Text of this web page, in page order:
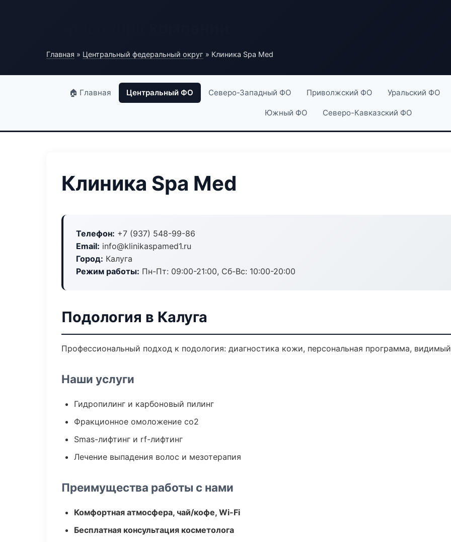
Главная » Центральный федеральный округ » Клиника Spa Med
🏠 Главная Центральный ФО Северо-Западный ФО Приволжский ФО Уральский ФО
Южный ФО Северо-Кавказский ФО
Клиника Spa Med
Телефон: +7 (937) 548-99-86
Email: info@klinikaspamed1.ru
Город: Калуга
Режим работы: Пн-Пт: 09:00-21:00, Сб-Вс: 10:00-20:00
Подология в Калуга
Профессиональный подход к подология: диагностика кожи, персональная программа, видимый
Наши услуги
Гидропилинг и карбоновый пилинг
Фракционное омоложение co2
Smas-лифтинг и rf-лифтинг
Лечение выпадения волос и мезотерапия
Преимущества работы с нами
Комфортная атмосфера, чай/кофе, Wi-Fi
Бесплатная консультация косметолога